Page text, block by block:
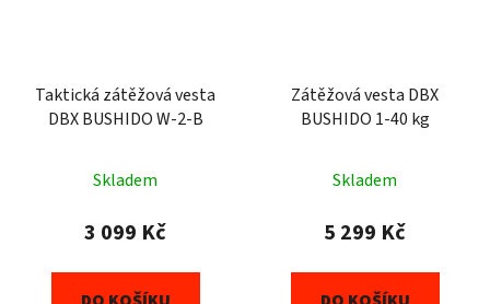
Taktická zátěžová vesta
DBX BUSHIDO W-2-B
Skladem
3 099 Kč
Zátěžová vesta DBX
BUSHIDO 1-40 kg
Skladem
5 299 Kč